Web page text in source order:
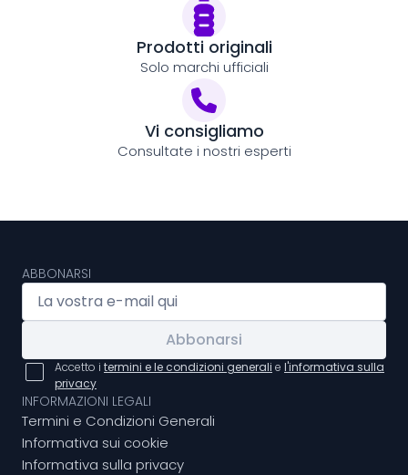
Prodotti originali
Solo marchi ufficiali
Vi consigliamo
Consultate i nostri esperti
ABBONARSI
Abbonarsi
Accetto i termini e le condizioni generali e l'informativa sulla
privacy
INFORMAZIONI LEGALI
Termini e Condizioni Generali
Informativa sui cookie
Informativa sulla privacy